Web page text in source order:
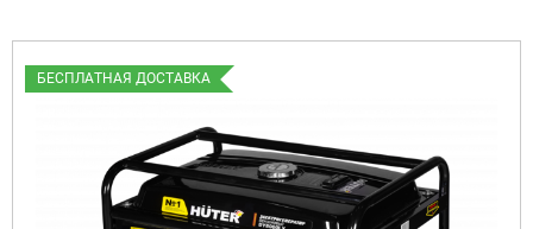
БЕСПЛАТНАЯ ДОСТАВКА